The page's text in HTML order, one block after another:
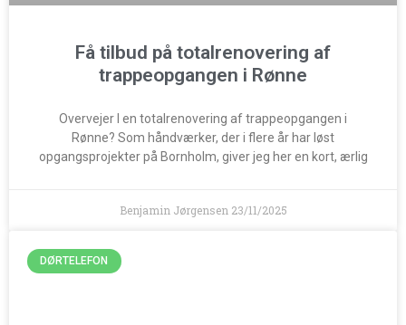
Få tilbud på totalrenovering af
trappeopgangen i Rønne
Overvejer I en totalrenovering af trappeopgangen i
Rønne? Som håndværker, der i flere år har løst
opgangsprojekter på Bornholm, giver jeg her en kort, ærlig
Benjamin Jørgensen 23/11/2025
DØRTELEFON